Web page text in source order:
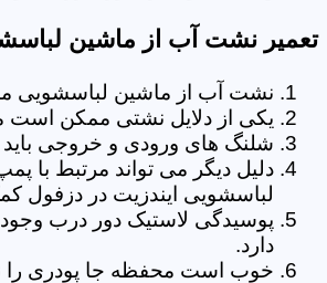
تعمیر نشت آب از ماشین
نشت آب از ماشین لباسشویی
یکی از دلایل نشتی ممکن است
شلنگ های ورودی و خروجی باید
دلیل دیگر می تواند مرتبط با
لباسشویی ایندزیت در دزفول
پوسیدگی لاستیک دور درب
دارد.
خوب است محفظه جا پودری را